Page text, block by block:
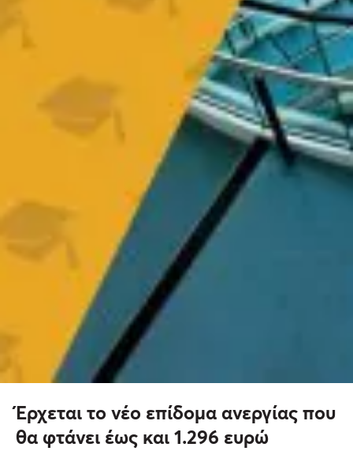
Έρχεται το νέο επίδομα ανεργίας που
θα φτάνει έως και 1.296 ευρώ